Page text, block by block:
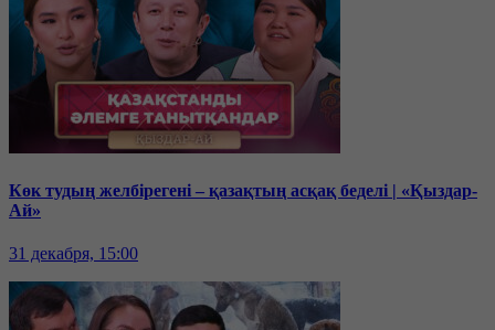
Көк тудың желбірегені – қазақтың асқақ беделі | «Қыздар-
Ай»
31 декабря, 15:00